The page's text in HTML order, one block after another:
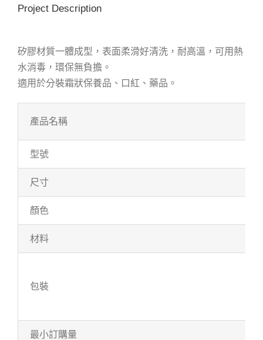
Project Description
矽膠材質一體成型，表面柔滑好清洗，耐高溫，可用熱
水消毒，環保無負擔。
適用於分裝霜狀保養品、口紅、藥品。
產品名稱
型號
尺寸
顏色
材料
包裝
最小訂購量